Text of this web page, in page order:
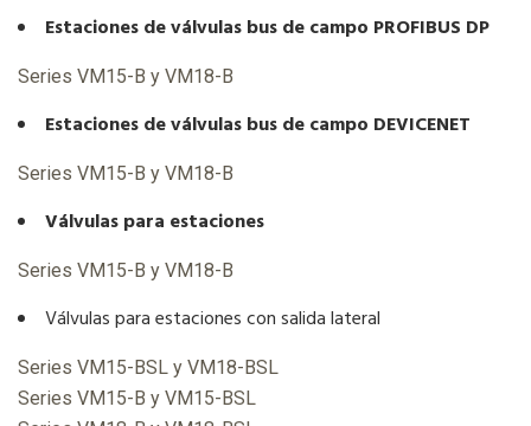
Estaciones de válvulas bus de campo PROFIBUS DP
Series VM15-B y VM18-B
Estaciones de válvulas bus de campo DEVICENET
Series VM15-B y VM18-B
Válvulas para estaciones
Series VM15-B y VM18-B
Válvulas para estaciones con salida lateral
Series VM15-BSL y VM18-BSL
Series VM15-B y VM15-BSL